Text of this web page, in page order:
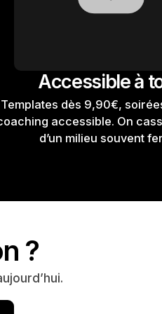
Accessible à
Templates dès 9,90€,
accessible. On
d’un milieu souvent
?